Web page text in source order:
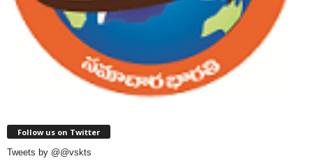
Follow us on Twitter
Tweets by @@vskts